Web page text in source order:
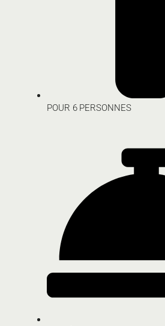
POUR 6 PERSONNES